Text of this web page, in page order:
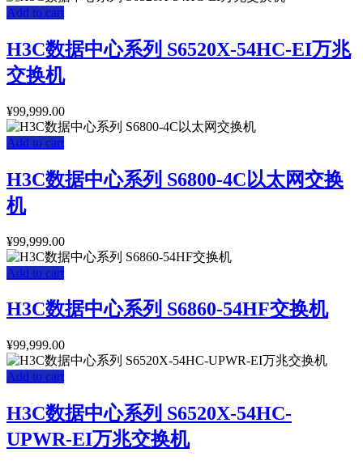
Add to cart
H3C数据中心系列 S6520X-54HC-EI万兆
交换机
¥99,999.00
Add to cart
H3C数据中心系列 S6800-4C以太网交换
机
¥99,999.00
Add to cart
H3C数据中心系列 S6860-54HF交换机
¥99,999.00
Add to cart
H3C数据中心系列 S6520X-54HC-
UPWR-EI万兆交换机